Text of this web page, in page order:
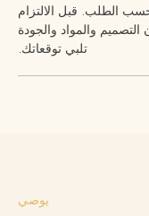
الطلب. قبل الالتزام
والمواد والجودة
تلبي توقعاتك.
يوصي